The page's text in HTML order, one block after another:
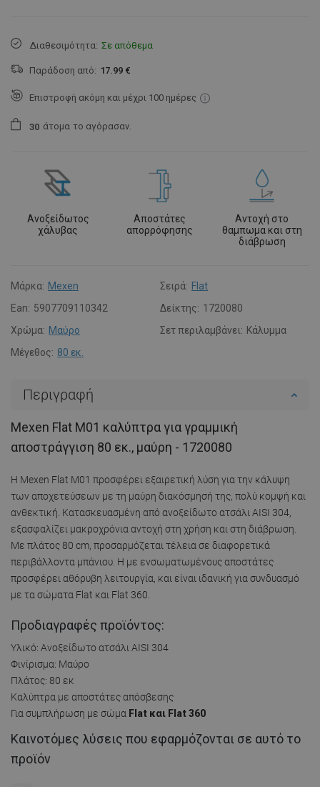
Διαθεσιμότητα: Σε απόθεμα
Παράδοση από: 17.99 €
Επιστροφή ακόμη και μέχρι 100 ημέρες
30 άτομα το αγόρασαν.
Ανοξείδωτος
χάλυβας
Αποστάτες
απορρόφησης
Αντοχή στο
θαμπωμα και στη
διάβρωση
Μάρκα: Mexen Σειρά: Flat
Ean: 5907709110342 Δείκτης: 1720080
Χρώμα: Μαύρο Σετ περιλαμβάνει: Κάλυμμα
Μέγεθος: 80 εκ.
Περιγραφή
Mexen Flat M01 καλύπτρα για γραμμική
αποστράγγιση 80 εκ., μαύρη - 1720080
Η Mexen Flat M01 προσφέρει εξαιρετική λύση για την κάλυψη
των αποχετεύσεων με τη μαύρη διακόσμησή της, πολύ κομψή και
ανθεκτική. Κατασκευασμένη από ανοξείδωτο ατσάλι AISI 304,
εξασφαλίζει μακροχρόνια αντοχή στη χρήση και στη διάβρωση.
Με πλάτος 80 cm, προσαρμόζεται τέλεια σε διαφορετικά
περιβάλλοντα μπάνιου. Η με ενσωματωμένους αποστάτες
προσφέρει αθόρυβη λειτουργία, και είναι ιδανική για συνδυασμό
με τα σώματα Flat και Flat 360.
Προδιαγραφές προϊόντος:
Υλικό: Ανοξείδωτο ατσάλι AISI 304
Φινίρισμα: Μαύρο
Πλάτος: 80 εκ
Καλύπτρα με αποστάτες απόσβεσης
Για συμπλήρωση με σώμα Flat και Flat 360
Καινοτόμες λύσεις που εφαρμόζονται σε αυτό το
προϊόν